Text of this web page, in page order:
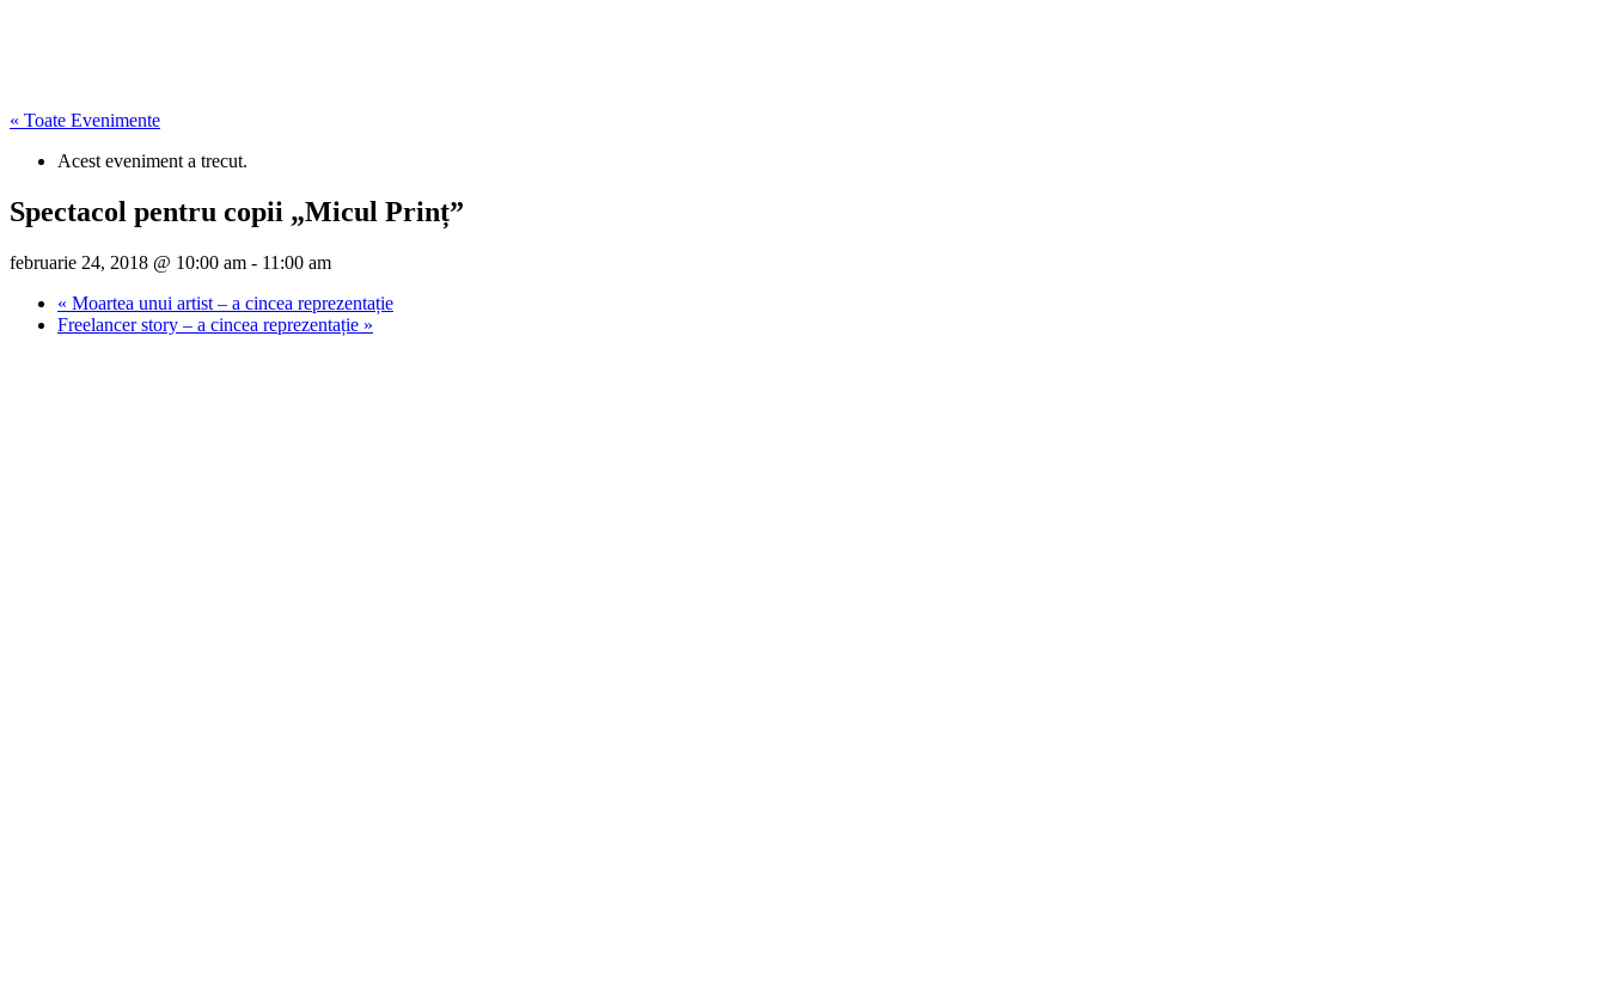
« Toate Evenimente
Acest eveniment a trecut.
Spectacol pentru copii „Micul Prinț”
februarie 24, 2018 @ 10:00 am - 11:00 am
« Moartea unui artist – a cincea reprezentație
Freelancer story – a cincea reprezentație »